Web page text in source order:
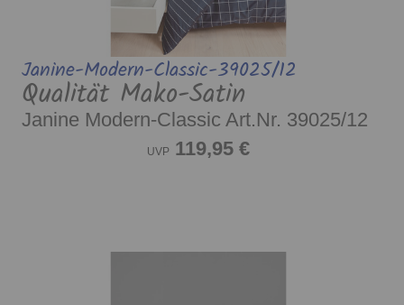
Janine-Modern-Classic-39025/12
Qualität Mako-Satin
Janine Modern-Classic Art.Nr. 39025/12
UVP 119,95 €